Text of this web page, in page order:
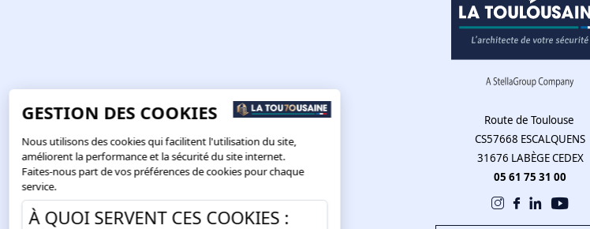
Route de Toulouse
CS57668 ESCALQUENS
31676 LABÈGE CEDEX
05 61 75 31 00
GESTION DES COOKIES
Nous utilisons des cookies qui facilitent l'utilisation du site,
améliorent la performance et la sécurité du site internet.
Faites-nous part de vos préférences de cookies pour chaque
service.
À QUOI SERVENT CES COOKIES :